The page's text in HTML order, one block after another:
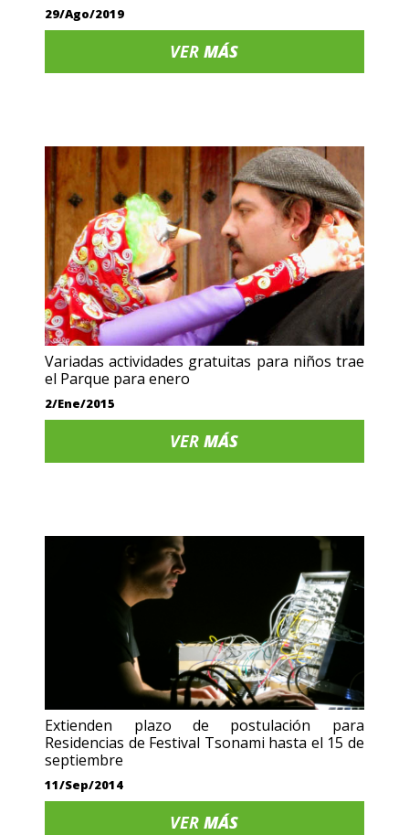
29/Ago/2019
VERMÁS
Variadas actividades gratuitas para niños trae
el Parque para enero
2/Ene/2015
VERMÁS
Extienden plazo de postulación para
Residencias de Festival Tsonami hasta el 15 de
septiembre
11/Sep/2014
VERMÁS